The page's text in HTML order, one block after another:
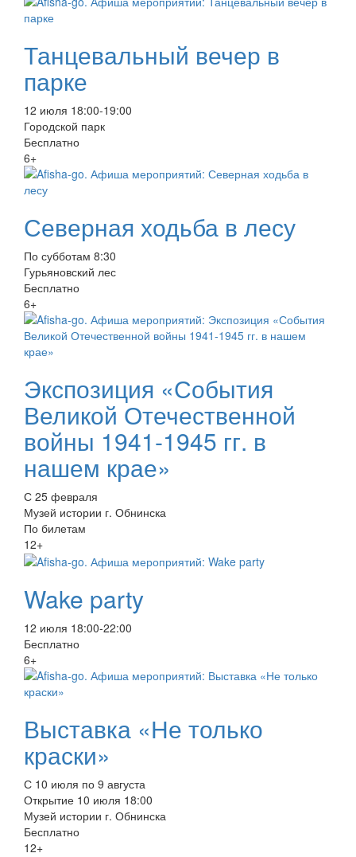
Танцевальный вечер в
парке
12 июля 18:00-19:00
Городской парк
Бесплатно
6+
Северная ходьба в лесу
По субботам 8:30
Гурьяновский лес
Бесплатно
6+
Экспозиция «События
Великой Отечественной
войны 1941-1945 гг. в
нашем крае»
С 25 февраля
Музей истории г. Обнинска
По билетам
12+
Wake party
12 июля 18:00-22:00
Бесплатно
6+
Выставка «Не только
краски»
С 10 июля по 9 августа
Открытие 10 июля 18:00
Музей истории г. Обнинска
Бесплатно
12+